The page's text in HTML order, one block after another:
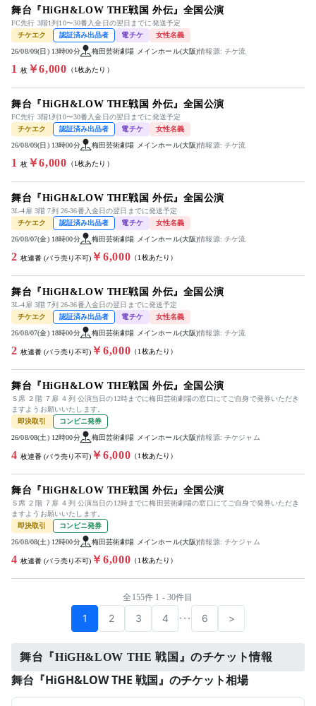
舞台『HiGH&LOW THE戦国 外伝』全国公演
FC先行 3階1列10〜30番入金日の翌日までに発送予定
チケエク
認証済み出品者 電チケ 女性名義
26/08/09(日) 13時00分 梅田芸術劇場 メインホール(大阪)情報源: チケ流
1 枚￥6,000 （1枚あたり）
舞台『HiGH&LOW THE戦国 外伝』全国公演
FC先行 3階1列10〜30番入金日の翌日までに発送予定
チケエク
認証済み出品者 電チケ 女性名義
26/08/09(日) 13時00分 梅田芸術劇場 メインホール(大阪)情報源: チケ流
1 枚￥6,000 （1枚あたり）
舞台『HiGH&LOW THE戦国 外伝』全国公演
3L-4扉 3階 7列 26-36番入金日の翌日までに発送予定
チケエク
認証済み出品者 電チケ 女性名義
26/08/07(金) 18時00分 梅田芸術劇場 メインホール(大阪)情報源: チケ流
2 枚連番 (バラ売り不可) ￥6,000 （1枚あたり）
舞台『HiGH&LOW THE戦国 外伝』全国公演
3L-4扉 3階 7列 26-36番入金日の翌日までに発送予定
チケエク
認証済み出品者 電チケ 女性名義
26/08/07(金) 18時00分 梅田芸術劇場 メインホール(大阪)情報源: チケ流
2 枚連番 (バラ売り不可) ￥6,000 （1枚あたり）
舞台『HiGH&LOW THE戦国 外伝』全国公演
Ｓ席 ２階 ７扉 ４列 公演当日の12時までに梅田芸術劇場の窓口にてご自身で発券いただき
ますようお願いいたします。
即決取引
コンビニ発券
26/08/08(土) 12時00分 梅田芸術劇場 メインホール(大阪)情報源: チケジャム
4 枚連番 (バラ売り不可) ￥6,000 （1枚あたり）
舞台『HiGH&LOW THE戦国 外伝』全国公演
Ｓ席 ２階 ７扉 ４列 公演当日の12時までに梅田芸術劇場の窓口にてご自身で発券いただき
ますようお願いいたします。
即決取引
コンビニ発券
26/08/08(土) 12時00分 梅田芸術劇場 メインホール(大阪)情報源: チケジャム
4 枚連番 (バラ売り不可) ￥6,000 （1枚あたり）
全155件 1 - 30件目
1 2 3 4 ･･･ 6 >
舞台『HiGH&LOW THE 戦国』のチケット情報
舞台『HiGH&LOW THE 戦国』のチケット相場